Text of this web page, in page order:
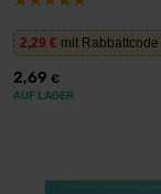
2,29 € mit Rabbattcode
2,69 €
AUF LAGER